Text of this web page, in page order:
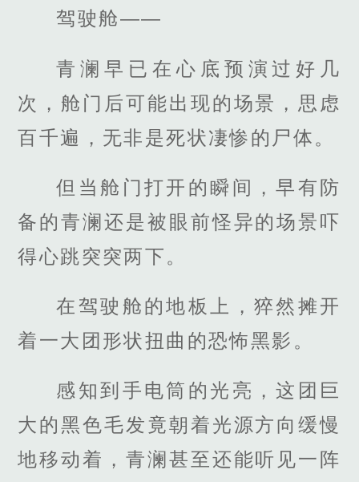
驾驶舱——
青澜早已在心底预演过好几
次，舱门后可能出现的场景，思虑
百千遍，无非是死状凄惨的尸体。
但当舱门打开的瞬间，早有防
备的青澜还是被眼前怪异的场景吓
得心跳突突两下。
在驾驶舱的地板上，猝然摊开
着一大团形状扭曲的恐怖黑影。
感知到手电筒的光亮，这团巨
大的黑色毛发竟朝着光源方向缓慢
地移动着，青澜甚至还能听见一阵